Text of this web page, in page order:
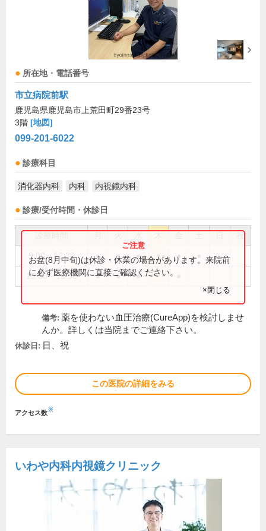
所在地・電話番号
市立病院前駅
鹿児島県鹿児島市上荒田町29番23号
3階 [地図]
099-201-6022
診療科目
消化器内科 内科 内視鏡内科
診療/受付時間・休診日
祝
9:00～12:30 ● ● ● ● ●
15:30～18:00 ● ● ●
お盆(8月中旬)は休診・休業の場合があります。来院前
に必ず医療機関に直接ご確認ください。
×閉じる
備考: 薬を使わない血圧治療(CureApp)を検討しませ
んか。詳しくは当院までご連絡下さい。
休診日: 日、祝
この医院の詳細をみる
アクセス数※
いわや内科内視鏡クリニック